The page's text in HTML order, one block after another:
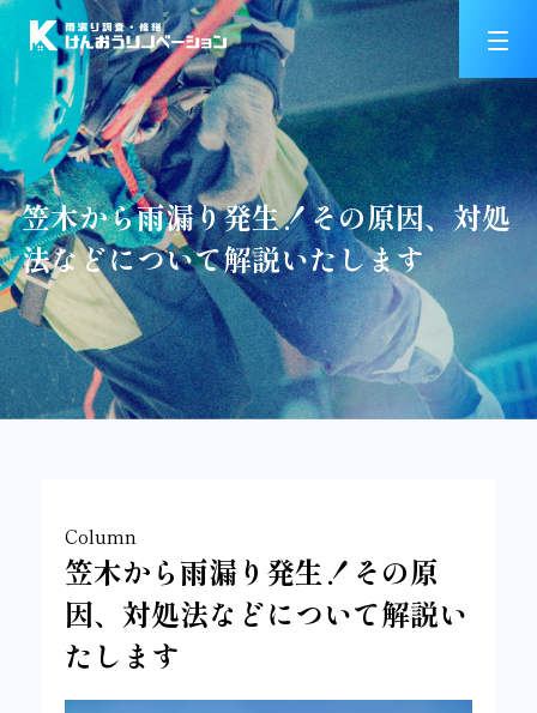
笠木から雨漏り発生！その原因、対処
法などについて解説いたします
Column
笠木から雨漏り発生！その原
因、対処法などについて解説い
たします